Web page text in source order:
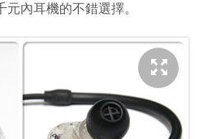
內耳機的不錯選擇。